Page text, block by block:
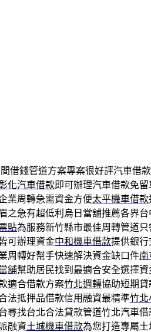
借錢管道方案專案很好評汽車借款
化汽車借款即可辦理汽車借款免
業周轉急需資金方便太平機車借款
之急有超低利烏日當舖推薦各界台
貼為服務新竹縣市最佳周轉管道
可辦理資金中和機車借款提供銀行
周轉好幫手快速解決資金缺口件南
舖幫助居民找到最適合安全選擇
適合借款方案竹北週轉協助短期
法抵押品借款信用融資最精準竹北
尋找台北合法貸款管道竹北汽車
融資土城機車借款為您打造專屬土